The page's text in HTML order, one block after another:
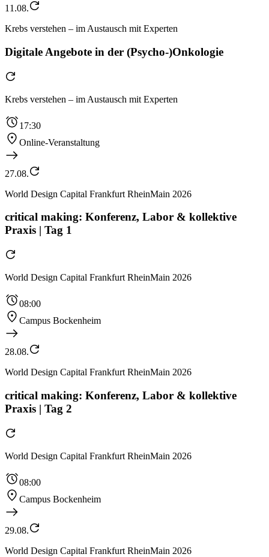
11.08.
Krebs verstehen – im Austausch mit Experten
Digitale Angebote in der (Psycho-)Onkologie
Krebs verstehen – im Austausch mit Experten
17:30
Online-Veranstaltung
27.08.
World Design Capital Frankfurt RheinMain 2026
critical making: Konferenz, Labor & kollektive
Praxis | Tag 1
World Design Capital Frankfurt RheinMain 2026
08:00
Campus Bockenheim
28.08.
World Design Capital Frankfurt RheinMain 2026
critical making: Konferenz, Labor & kollektive
Praxis | Tag 2
World Design Capital Frankfurt RheinMain 2026
08:00
Campus Bockenheim
29.08.
World Design Capital Frankfurt RheinMain 2026